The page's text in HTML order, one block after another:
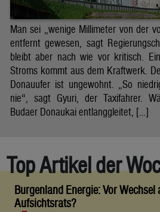
Man sei „wenige Millimeter von der
entfernt gewesen, sagt
bleibt aber nach wie vor kritisch.
Stroms kommt aus dem Kraftwerk.
Donauufer ist ungewohnt. „So
nie“, sagt Gyuri, der Taxifahrer.
Budaer Donaukai entlanggleitet, […]
Top Artikel der
Burgenland Energie: Vor Wechsel
Aufsichtsrats?